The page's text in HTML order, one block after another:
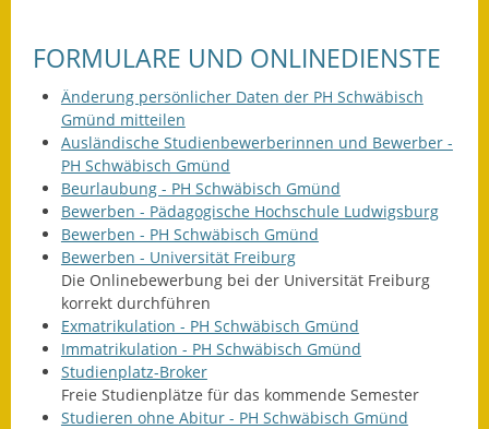
Ausschreibung von
Baumaßnahmen
Firmenliste
FORMULARE UND ONLINEDIENSTE
Änderung persönlicher Daten der PH Schwäbisch
Gmünd mitteilen
Ausländische Studienbewerberinnen und Bewerber -
PH Schwäbisch Gmünd
Beurlaubung - PH Schwäbisch Gmünd
Bewerben - Pädagogische Hochschule Ludwigsburg
Bewerben - PH Schwäbisch Gmünd
Bewerben - Universität Freiburg
Die Onlinebewerbung bei der Universität Freiburg
korrekt durchführen
Exmatrikulation - PH Schwäbisch Gmünd
Immatrikulation - PH Schwäbisch Gmünd
Studienplatz-Broker
Freie Studienplätze für das kommende Semester
Studieren ohne Abitur - PH Schwäbisch Gmünd